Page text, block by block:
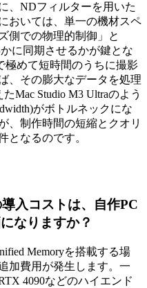
、NDフィルターを用いた
おいては、単一の機材スペ
側での物理的制御」と
に同期させるかが鍵とな
極めて短時間のうちに撮影
、その膨大なデータを処理
Mac Studio M3 Ultraのよう
がボトルネックにな
、制作時間の短縮とクオリ
となるのです。
入コストは、自作PC
なりますか？
Memoryを搭載する場
加費用が発生します。一
4090などのハイエンド